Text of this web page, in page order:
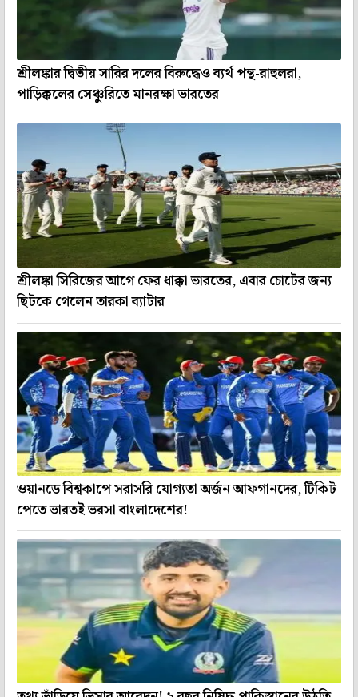
শ্রীলঙ্কার দ্বিতীয় সারির দলের বিরুদ্ধেও ব্যর্থ পন্থ-রাহুলরা,
পাড়িক্কলের সেঞ্চুরিতে মানরক্ষা ভারতের
শ্রীলঙ্কা সিরিজের আগে ফের ধাক্কা ভারতের, এবার চোটের জন্য
ছিটকে গেলেন তারকা ব্যাটার
ওয়ানডে বিশ্বকাপে সরাসরি যোগ্যতা অর্জন আফগানদের, টিকিট
পেতে ভারতই ভরসা বাংলাদেশের!